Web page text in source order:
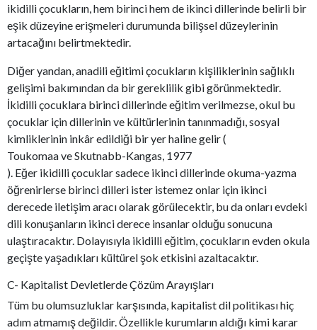
ikidilli çocukların, hem birinci hem de ikinci dillerinde belirli bir
eşik düzeyine erişmeleri durumunda bilişsel düzeylerinin
artacağını belirtmektedir.
Diğer yandan, anadili eğitimi çocukların kişiliklerinin sağlıklı
gelişimi bakımından da bir gereklilik gibi görünmektedir.
İkidilli çocuklara birinci dillerinde eğitim verilmezse, okul bu
çocuklar için dillerinin ve kültürlerinin tanınmadığı, sosyal
kimliklerinin inkâr edildiği bir yer haline gelir (
Toukomaa ve Skutnabb-Kangas, 1977
). Eğer ikidilli çocuklar sadece ikinci dillerinde okuma-yazma
öğrenirlerse birinci dilleri ister istemez onlar için ikinci
derecede iletişim aracı olarak görülecektir, bu da onları evdeki
dili konuşanların ikinci derece insanlar olduğu sonucuna
ulaştıracaktır. Dolayısıyla ikidilli eğitim, çocukların evden okula
geçişte yaşadıkları kültürel şok etkisini azaltacaktır.
C- Kapitalist Devletlerde Çözüm Arayışları
Tüm bu olumsuzluklar karşısında, kapitalist dil politikası hiç
adım atmamış değildir. Özellikle kurumların aldığı kimi karar